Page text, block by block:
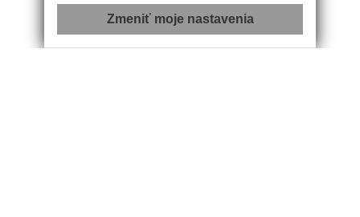
Zmeniť moje nastavenia